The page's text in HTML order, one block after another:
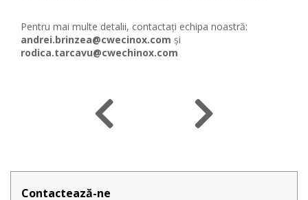
Pentru mai multe detalii, contactați echipa noastră:
andrei.brinzea@cwecinox.com și
rodica.tarcavu@cwechinox.com
Contactează-ne